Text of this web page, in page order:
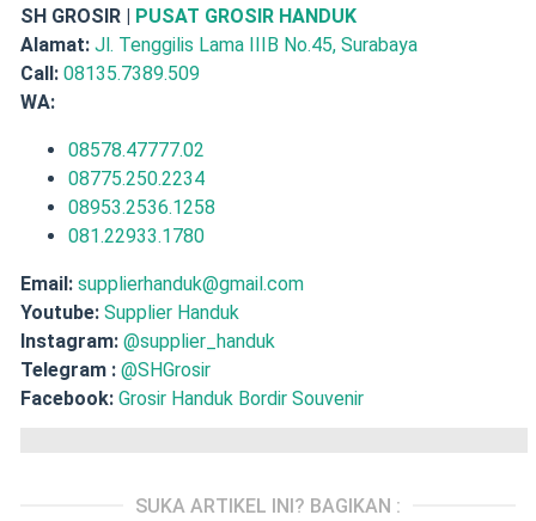
SH GROSIR | PUSAT GROSIR HANDUK
Alamat: Jl. Tenggilis Lama IIIB No.45, Surabaya
Call: 08135.7389.509
WA:
08578.47777.02
08775.250.2234
08953.2536.1258
081.22933.1780
Email: supplierhanduk@gmail.com
Youtube: Supplier Handuk
Instagram: @supplier_handuk
Telegram : @SHGrosir
Facebook: Grosir Handuk Bordir Souvenir
SUKA ARTIKEL INI? BAGIKAN :